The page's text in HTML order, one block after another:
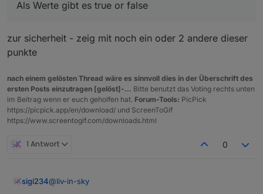
zwave
fritzDect theermostate
Als Werte gibt es true or false
zur sicherheit - zeig mit noch ein oder 2 andere dieser
punkte
nach einem gelösten Thread wäre es sinnvoll dies in der Überschrift des
ersten Posts einzutragen [gelöst]-... Bitte benutzt das Voting rechts unten
im Beitrag wenn er euch geholfen hat. Forum-Tools: PicPick
https://picpick.app/en/download/ und ScreenToGif
https://www.screentogif.com/downloads.html
1 Antwort 0
sigi234@liv-in-sky